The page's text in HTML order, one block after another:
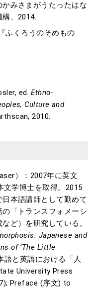
みさまがうたったはな
、2014.
ふくろうのそめもの
ed.Ethno-
Culture and
2010.
）：2007年に英文
文学博士を取得。2015
本語講師として勤めて
「トランスフォメーシ
ど）を研究している。
Japanese and
of ‘The Little
語と英語における「人
University Press
Preface (序文) to